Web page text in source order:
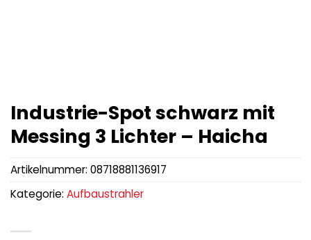
Industrie-Spot schwarz mit
Messing 3 Lichter – Haicha
Artikelnummer: 08718881136917
Kategorie: Aufbaustrahler